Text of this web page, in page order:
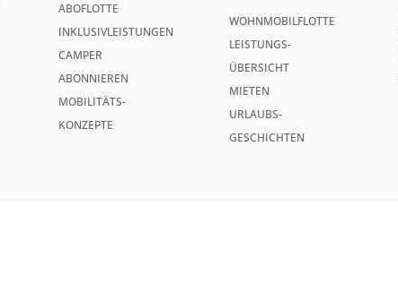
ABO­FLOTTE
INKLUSIVLEISTUNGEN
CAMPER
ABONNIEREN
MOBILITÄTS­
KONZEPTE
WOHNMOBIL­FLOTTE
LEISTUNGS­
ÜBERSICHT
MIETEN
URLAUBS­
GESCHICHTEN